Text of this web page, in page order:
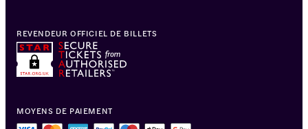
MOYENS DE PAIEMENT
REVENDEUR OFFICIEL DE BILLETS